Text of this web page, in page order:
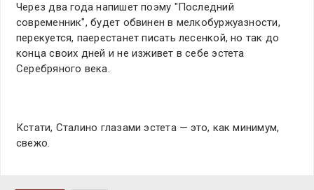
Через два года напишет поэму "Последний
современник", будет обвинен в мелкобуржуазности,
перекуется, паерестанет писать лесенкой, но так до
конца своих дней и не изживет в себе эстета
Серебряного века.
Кстати, Сталино глазами эстета — это, как минимум,
свежо.